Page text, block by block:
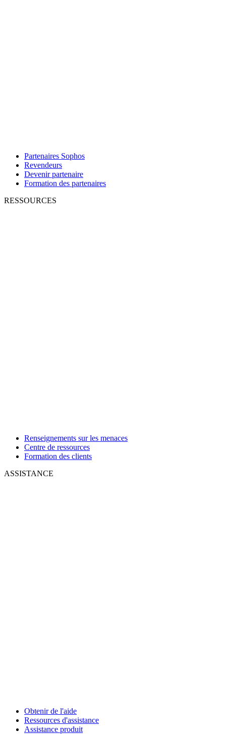
Partenaires Sophos
Revendeurs
Devenir partenaire
Formation des partenaires
RESSOURCES
Renseignements sur les menaces
Centre de ressources
Formation des clients
ASSISTANCE
Obtenir de l'aide
Ressources d'assistance
Assistance produit